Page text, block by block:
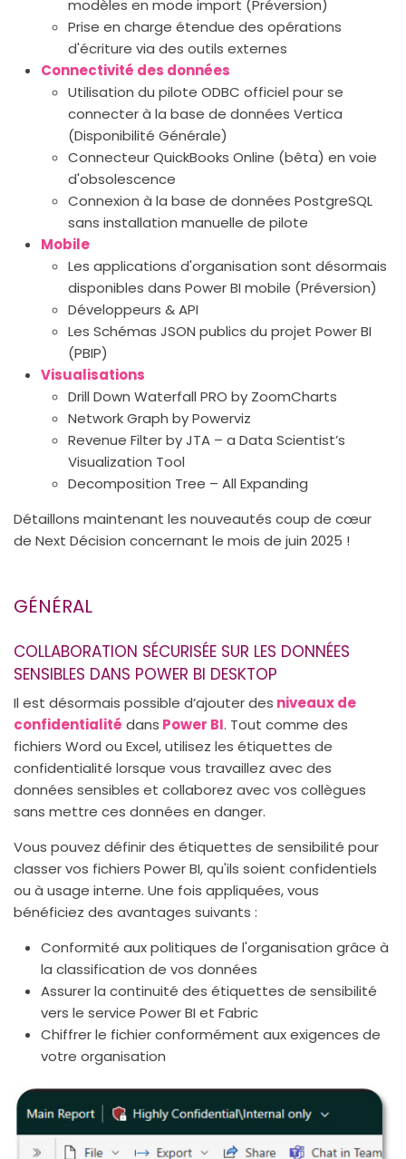
modèles en mode import (Préversion)
Prise en charge étendue des opérations
d'écriture via des outils externes
Connectivité des données
Utilisation du pilote ODBC officiel pour se
connecter à la base de données Vertica
(Disponibilité Générale)
Connecteur QuickBooks Online (bêta) en voie
d'obsolescence
Connexion à la base de données PostgreSQL
sans installation manuelle de pilote
Mobile
Les applications d'organisation sont désormais
disponibles dans Power BI mobile (Préversion)
Développeurs & API
Les Schémas JSON publics du projet Power BI
(PBIP)
Visualisations
Drill Down Waterfall PRO by ZoomCharts
Network Graph by Powerviz
Revenue Filter by JTA – a Data Scientist’s
Visualization Tool
Decomposition Tree – All Expanding
Détaillons maintenant les nouveautés coup de cœur
de Next Décision concernant le mois de juin 2025 !
GÉNÉRAL
COLLABORATION SÉCURISÉE SUR LES DONNÉES
SENSIBLES DANS POWER BI DESKTOP
Il est désormais possible d’ajouter des niveaux de
confidentialité dans Power BI. Tout comme des
fichiers Word ou Excel, utilisez les étiquettes de
confidentialité lorsque vous travaillez avec des
données sensibles et collaborez avec vos collègues
sans mettre ces données en danger.
Vous pouvez définir des étiquettes de sensibilité pour
classer vos fichiers Power BI, qu'ils soient confidentiels
ou à usage interne. Une fois appliquées, vous
bénéficiez des avantages suivants :
Conformité aux politiques de l'organisation grâce à
la classification de vos données
Assurer la continuité des étiquettes de sensibilité
vers le service Power BI et Fabric
Chiffrer le fichier conformément aux exigences de
votre organisation